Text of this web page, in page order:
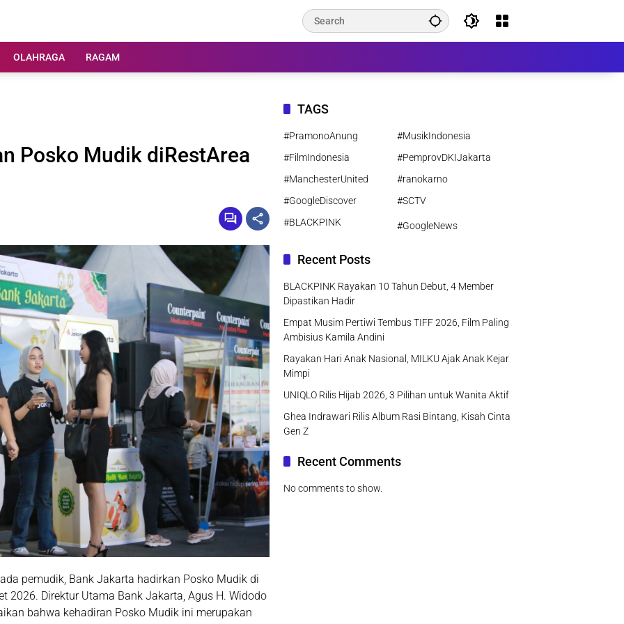
OLAHRAGA RAGAM
Posko Mudik diRestArea
pemudik, Bank Jakarta hadirkan Posko Mudik di
2026. Direktur Utama Bank Jakarta, Agus H. Widodo
bahwa kehadiran Posko Mudik ini merupakan
TAGS
#PramonoAnung
#MusikIndonesia
#FilmIndonesia
#PemprovDKIJakarta
#ManchesterUnited
#ranokarno
#GoogleDiscover
#SCTV
#BLACKPINK
#GoogleNews
Recent Posts
BLACKPINK Rayakan 10 Tahun Debut, 4 Member
Dipastikan Hadir
Empat Musim Pertiwi Tembus TIFF 2026, Film Paling
Ambisius Kamila Andini
Rayakan Hari Anak Nasional, MILKU Ajak Anak Kejar
Mimpi
UNIQLO Rilis Hijab 2026, 3 Pilihan untuk Wanita Aktif
Ghea Indrawari Rilis Album Rasi Bintang, Kisah Cinta
Gen Z
Recent Comments
No comments to show.